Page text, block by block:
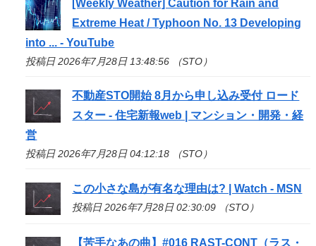
[Weekly Weather] Caution for Rain and
Extreme Heat / Typhoon No. 13 Developing
into ... - YouTube
投稿日 2026年7月28日 13:48:56 （STO）
不動産STO開始 8月から申し込み受付 ロード
スター - 住宅新報web | マンション・開発・経
営
投稿日 2026年7月28日 04:12:18 （STO）
この小さな島が有名な理由は? | Watch - MSN
投稿日 2026年7月28日 02:30:09 （STO）
【苦手なあの曲】#016 RAST-CONT（ラス・